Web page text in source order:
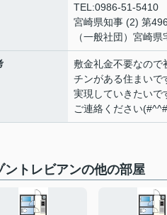
TEL:0986-51-5410
宮崎県知事 (2) 第
（一般社団）宮崎
敷金礼金不要なので
チンがある住まいで
実現していきたいで
ご連絡ください
ントレビアンの他の部屋